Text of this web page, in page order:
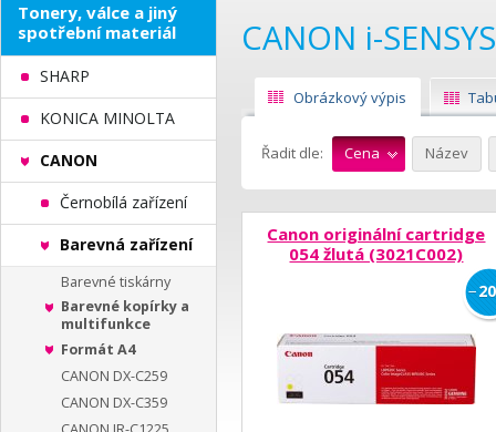
CANON i-
Obrázkový výpis
Řadit dle: Cena Název
Canon originální cartridge
054 žlutá (3021C002)
−20
Tonery, válce a jiný
spotřební materiál
SHARP
KONICA MINOLTA
CANON
Černobílá zařízení
Barevná zařízení
Barevné tiskárny
Barevné kopírky a
multifunkce
Formát A4
CANON DX-C259
CANON DX-C359